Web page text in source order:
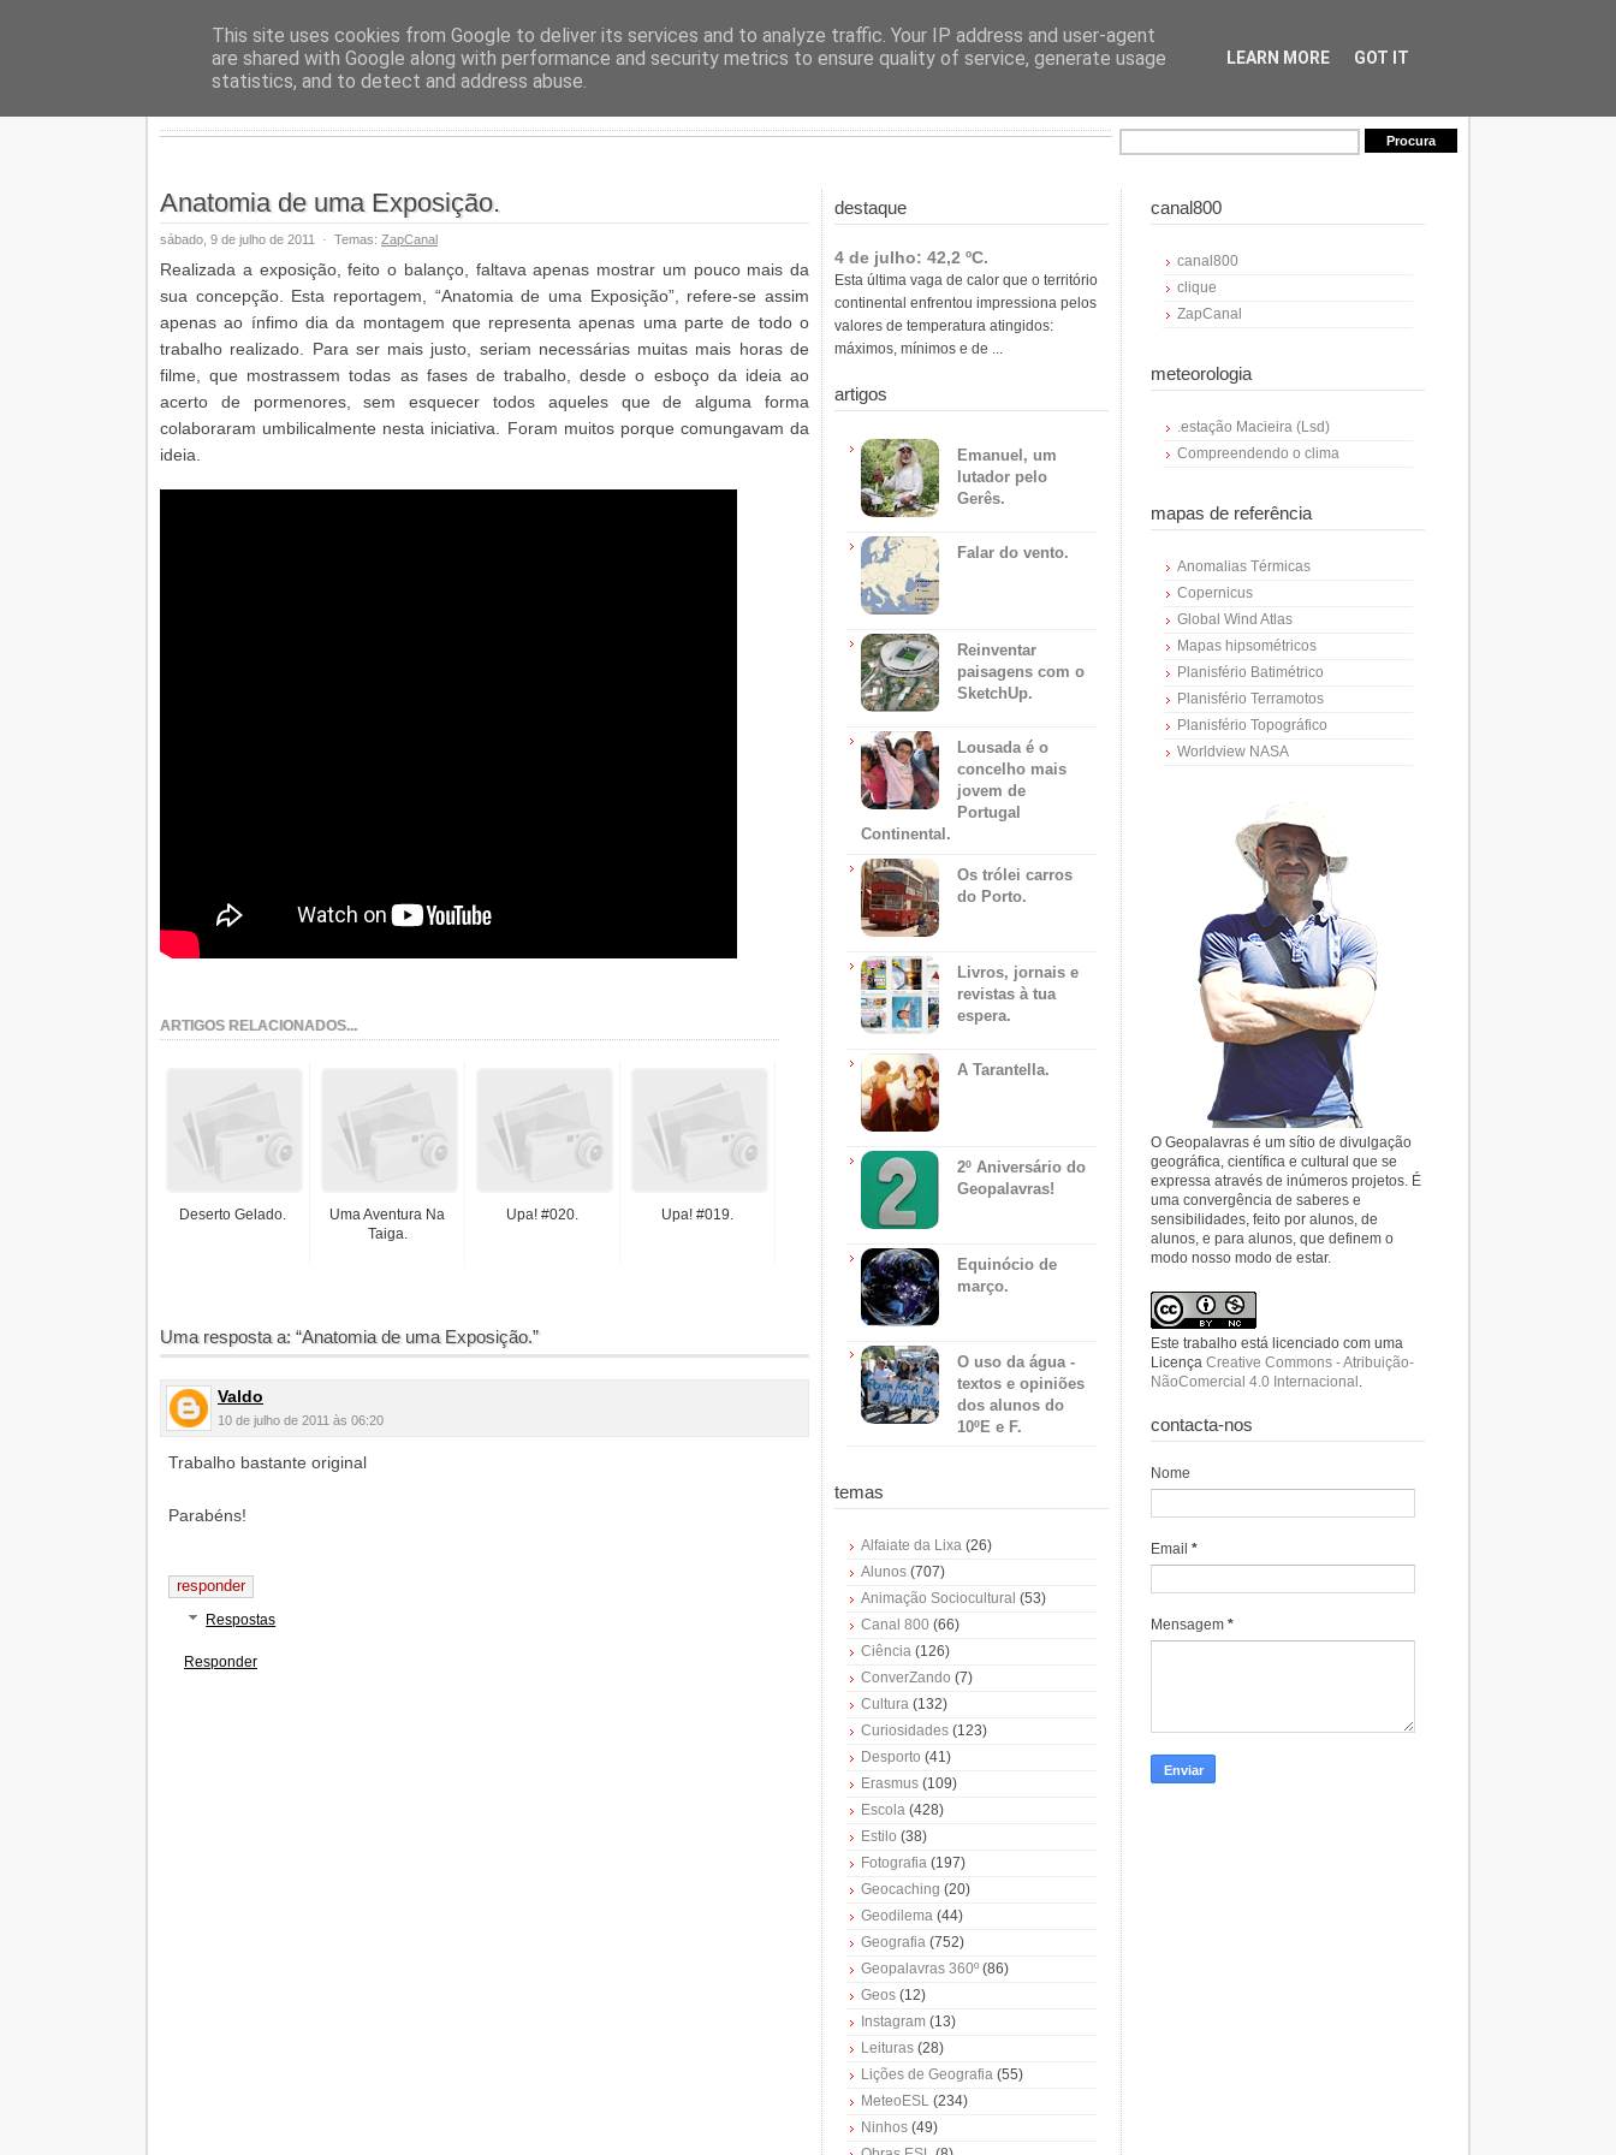
Geopalavras
Anatomia de uma Exposição.
sábado, 9 de julho de 2011 · Temas: ZapCanal
Realizada a exposição, feito o balanço, faltava apenas mostrar um pouco mais da
sua concepção. Esta reportagem, “Anatomia de uma Exposição”, refere-se assim
apenas ao ínfimo dia da montagem que representa apenas uma parte de todo o
trabalho realizado. Para ser mais justo, seriam necessárias muitas mais horas de
filme, que mostrassem todas as fases de trabalho, desde o esboço da ideia ao
acerto de pormenores, sem esquecer todos aqueles que de alguma forma
colaboraram umbilicalmente nesta iniciativa. Foram muitos porque comungavam da
ideia.
ARTIGOS RELACIONADOS...
Deserto Gelado.
Uma Aventura Na
Taiga.
Upa! #020. Upa! #019.
Uma resposta a: “Anatomia de uma Exposição.”
Valdo
10 de julho de 2011 às 06:20
Trabalho bastante original
Parabéns!
responder
Respostas
Responder
destaque
4 de julho: 42,2 ºC.
Esta última vaga de calor que o território
continental enfrentou impressiona pelos
valores de temperatura atingidos:
máximos, mínimos e de ...
artigos
Emanuel, um
lutador pelo
Gerês.
Falar do vento.
Reinventar
paisagens com o
SketchUp.
Lousada é o
concelho mais
jovem de
Portugal
Continental.
Os trólei carros
do Porto.
Livros, jornais e
revistas à tua
espera.
A Tarantella.
2º Aniversário do
Geopalavras!
Equinócio de
março.
O uso da água -
textos e opiniões
dos alunos do
10ºE e F.
temas
Alfaiate da Lixa (26)
Alunos (707)
Animação Sociocultural (53)
Canal 800 (66)
Ciência (126)
ConverZando (7)
Cultura (132)
Curiosidades (123)
Desporto (41)
Erasmus (109)
Escola (428)
Estilo (38)
Fotografia (197)
Geocaching (20)
Geodilema (44)
Geografia (752)
Geopalavras 360º (86)
Geos (12)
Instagram (13)
Leituras (28)
Lições de Geografia (55)
MeteoESL (234)
Ninhos (49)
canal800
canal800
clique
ZapCanal
meteorologia
.estação Macieira (Lsd)
Compreendendo o clima
mapas de referência
Anomalias Térmicas
Copernicus
Global Wind Atlas
Mapas hipsométricos
Planisfério Batimétrico
Planisfério Terramotos
Planisfério Topográfico
Worldview NASA
O Geopalavras é um sítio de divulgação
geográfica, científica e cultural que se
expressa através de inúmeros projetos. É
uma convergência de saberes e
sensibilidades, feito por alunos, de
alunos, e para alunos, que definem o
modo nosso modo de estar.
Este trabalho está licenciado com uma
Licença Creative Commons - Atribuição-
NãoComercial 4.0 Internacional .
contacta-nos
Nome
Email *
Mensagem *
This site uses cookies from Google to deliver its services and to analyze traffic. Your IP address and user-agent
are shared with Google along with performance and security metrics to ensure quality of service, generate usage
statistics, and to detect and address abuse.
LEARN MORE GOT IT